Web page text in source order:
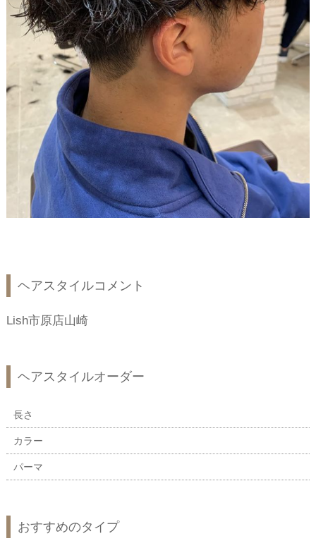
ヘアスタイルコメント
Lish市原店山崎
ヘアスタイルオーダー
長さ
カラー
パーマ
おすすめのタイプ